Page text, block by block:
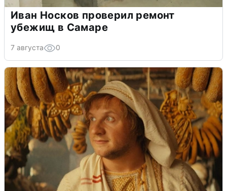
Иван Носков проверил ремонт
убежищ в Самаре
7 августа 0